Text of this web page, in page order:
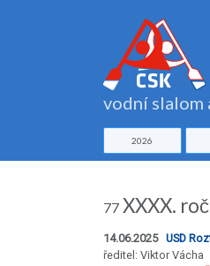
vodní slalom
2026
77 XXXX.
14.06.2025 USD
ředitel: Viktor